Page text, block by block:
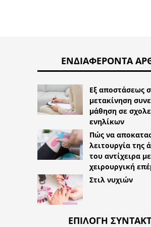
ΕΝΔΙΑΦΈΡΟΝΤΑ
Εξ αποστάσεως
μετακίνηση
μάθηση σε
ενηλίκων
Πώς να
λειτουργία της
του αντίχειρα
χειρουργική
Στιλ νυχιών
ΕΠΙΛΟΓΉ